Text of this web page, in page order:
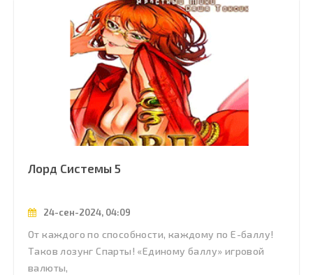
Лорд Системы 5
24-сен-2024, 04:09
От каждого по способности, каждому по Е-баллу!
Таков лозунг Спарты! «Единому баллу» игровой
валюты,